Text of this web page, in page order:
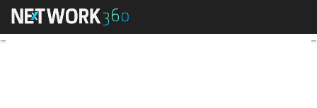
Commvault lanza mejoras para